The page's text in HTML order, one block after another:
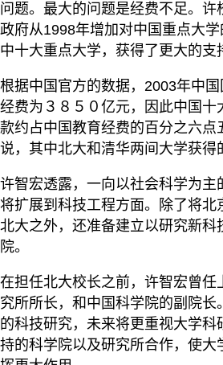
问题。最大的问题是经费不足。许
政府从1998年增加对中国重点大
中十大重点大学，获得了更大的支
根据中国官方的数据，2003年中
经费为３８５０亿元，因此中国十
款约占中国教育经费的百分之六点
说，其中北大和清华两间大学获得
许智宏透露，一向以社会科学为主
将扩展到科技工程方面。除了将北
北大之外，还准备建立以研究新科
院。
在担任北大校长之前，许智宏曾任
究所所长，和中国科学院的副院长
的科技研究，未来将更重视大学科
持的科学院以及研究所合作，使大